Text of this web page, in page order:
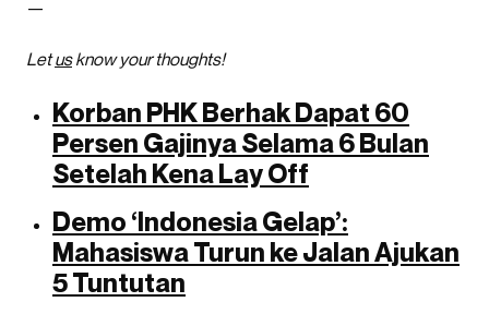
—
Letusknow your thoughts!
Korban PHK Berhak Dapat 60
Persen Gajinya Selama 6 Bulan
Setelah Kena Lay Off
Demo ‘Indonesia Gelap’:
Mahasiswa Turun ke Jalan Ajukan
5 Tuntutan